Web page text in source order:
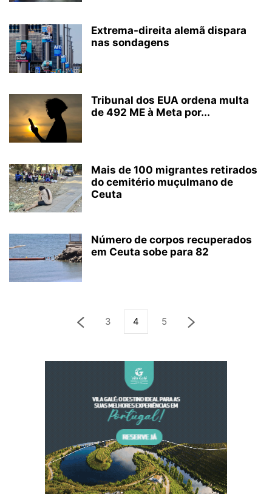
Extrema-direita alemã dispara
nas sondagens
Tribunal dos EUA ordena multa
de 492 ME à Meta por...
Mais de 100 migrantes retirados
do cemitério muçulmano de
Ceuta
Número de corpos recuperados
em Ceuta sobe para 82
3 4 5